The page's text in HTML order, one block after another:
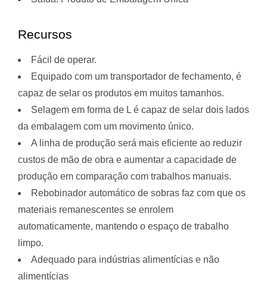
Recursos
Fácil de operar.
Equipado com um transportador de fechamento, é
capaz de selar os produtos em muitos tamanhos.
Selagem em forma de L é capaz de selar dois lados
da embalagem com um movimento único.
A linha de produção será mais eficiente ao reduzir
custos de mão de obra e aumentar a capacidade de
produção em comparação com trabalhos manuais.
Rebobinador automático de sobras faz com que os
materiais remanescentes se enrolem
automaticamente, mantendo o espaço de trabalho
limpo.
Adequado para indústrias alimentícias e não
alimentícias